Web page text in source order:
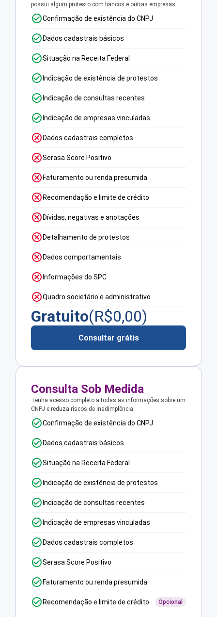
possui algum protesto com bancos e outras empresas.
Confirmação de existência do CNPJ
Dados cadastrais básicos
Situação na Receita Federal
Indicação de existência de protestos
Indicação de consultas recentes
Indicação de empresas vinculadas
Dados cadastrais completos
Serasa Score Positivo
Faturamento ou renda presumida
Recomendação e limite de crédito
Dívidas, negativas e anotações
Detalhamento de protestos
Dados comportamentais
Informações do SPC
Quadro societário e administrativo
Gratuito(R$0,00)
Consultar grátis
Consulta Sob Medida
Tenha acesso completo a todas as informações sobre um
CNPJ e reduza riscos de inadimplência.
Confirmação de existência do CNPJ
Dados cadastrais básicos
Situação na Receita Federal
Indicação de existência de protestos
Indicação de consultas recentes
Indicação de empresas vinculadas
Dados cadastrais completos
Serasa Score Positivo
Faturamento ou renda presumida
Recomendação e limite de crédito Opcional